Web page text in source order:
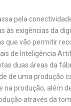
pela
às exigências da
que vão permitir
de Inteligência
duas áreas da
de uma produção
produção, além
através da